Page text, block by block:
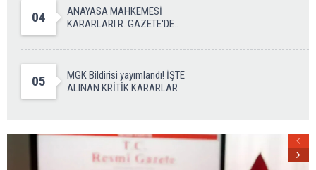
04
ANAYASA MAHKEMESİ
KARARLARI R. GAZETE'DE..
05
MGK Bildirisi yayımlandı! İŞTE
ALINAN KRİTİK KARARLAR